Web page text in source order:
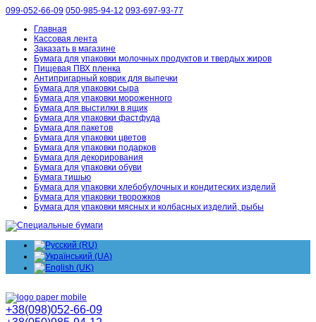
099-052-66-09 050-985-94-12 093-697-93-77
Главная
Кассовая лента
Заказать в магазине
Бумага для упаковки молочных продуктов и твердых жиров
Пищевая ПВХ пленка
Антипригарный коврик для выпечки
Бумага для упаковки сыра
Бумага для упаковки мороженного
Бумага для выстилки в ящик
Бумага для упаковки фастфуда
Бумага для пакетов
Бумага для упаковки цветов
Бумага для упаковки подарков
Бумага для декорирования
Бумага для упаковки обуви
Бумага тишью
Бумага для упаковки хлебобулочных и кондитеских изделий
Бумага для упаковки творожков
Бумага для упаковки мясных и колбасных изделий, рыбы
+38(098)052-66-09